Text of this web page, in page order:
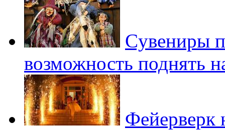
Cувениры
возможность поднять
Фейерверк